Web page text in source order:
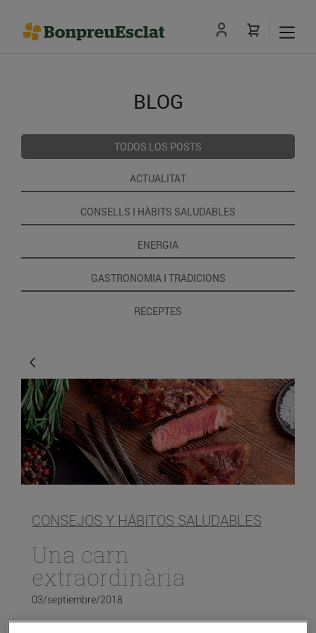
BLOG
TODOS LOS POSTS
ACTUALITAT
CONSELLS I HÀBITS SALUDABLES
ENERGIA
GASTRONOMIA I TRADICIONS
RECEPTES
CONSEJOS Y HÁBITOS SALUDABLES
Una carn
extraordinària
03/septiembre/2018